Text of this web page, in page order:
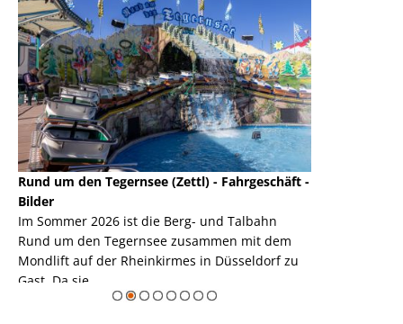
Rund um den Tegernsee (Zettl) - Fahrgeschäft -
Bilder
Im Sommer 2026 ist die Berg- und Talbahn
Rund um den Tegernsee zusammen mit dem
Mondlift auf der Rheinkirmes in Düsseldorf zu
Gast. Da sie ...